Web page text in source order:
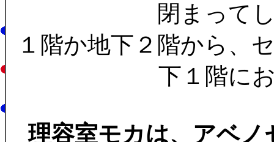
閉まって
１階か地下２階から、
下１階に
理容室モカは、アベ